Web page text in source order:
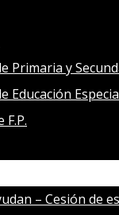
Primaria y
Educación
– Cesión de